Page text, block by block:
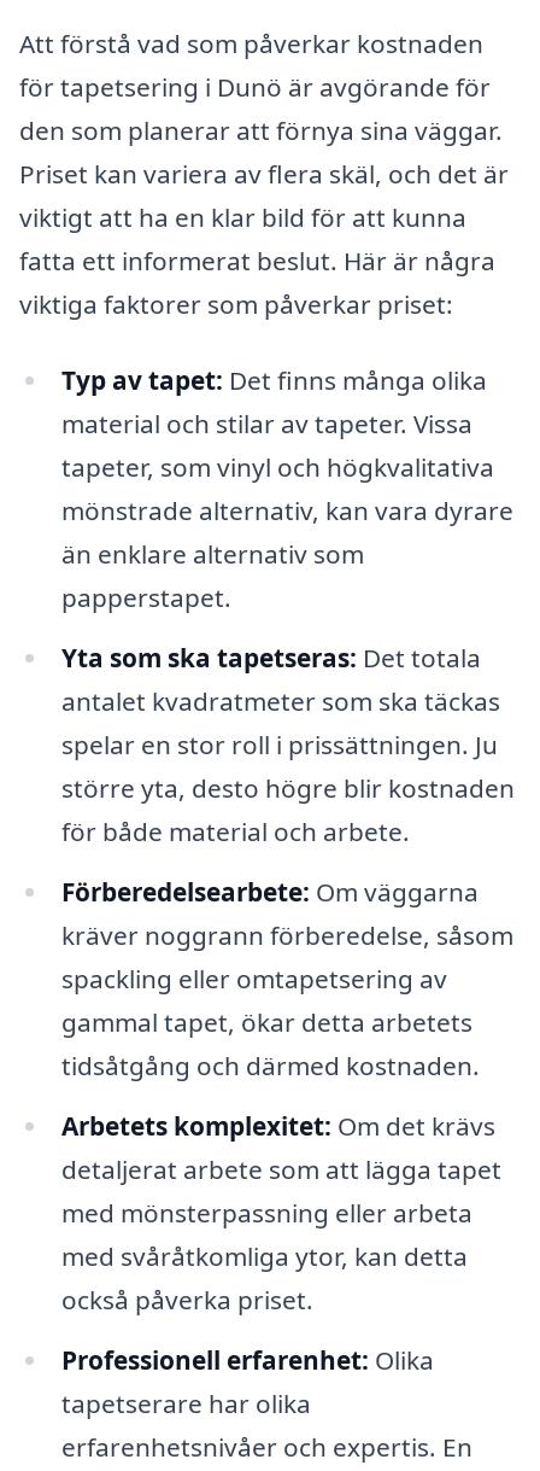
Att förstå vad som påverkar kostnaden
för tapetsering i Dunö är avgörande för
den som planerar att förnya sina väggar.
Priset kan variera av flera skäl, och det är
viktigt att ha en klar bild för att kunna
fatta ett informerat beslut. Här är några
viktiga faktorer som påverkar priset:
Typ av tapet: Det finns många olika
material och stilar av tapeter. Vissa
tapeter, som vinyl och högkvalitativa
mönstrade alternativ, kan vara dyrare
än enklare alternativ som
papperstapet.
Yta som ska tapetseras: Det totala
antalet kvadratmeter som ska täckas
spelar en stor roll i prissättningen. Ju
större yta, desto högre blir kostnaden
för både material och arbete.
Förberedelsearbete: Om väggarna
kräver noggrann förberedelse, såsom
spackling eller omtapetsering av
gammal tapet, ökar detta arbetets
tidsåtgång och därmed kostnaden.
Arbetets komplexitet: Om det krävs
detaljerat arbete som att lägga tapet
med mönsterpassning eller arbeta
med svåråtkomliga ytor, kan detta
också påverka priset.
Professionell erfarenhet: Olika
tapetserare har olika
erfarenhetsnivåer och expertis. En